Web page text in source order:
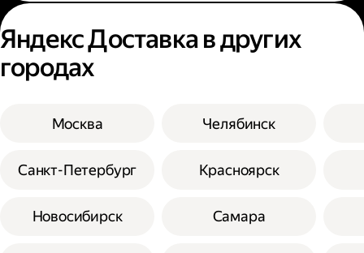
Яндекс Доставка в других
городах
Москва
Санкт-Петербург
Новосибирск
Челябинск
Красноярск
Самара